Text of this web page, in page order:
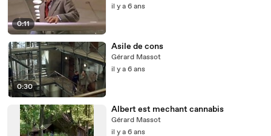
0:11
il y a 6 ans
0:30
Asile de cons
Gérard Massot
il y a 6 ans
Albert est mechant cannabis
Gérard Massot
il y a 6 ans